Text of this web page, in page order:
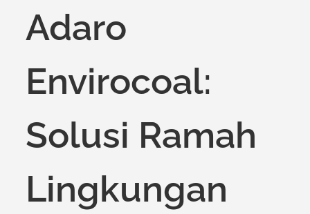
Adaro
Envirocoal:
Solusi Ramah
Lingkungan